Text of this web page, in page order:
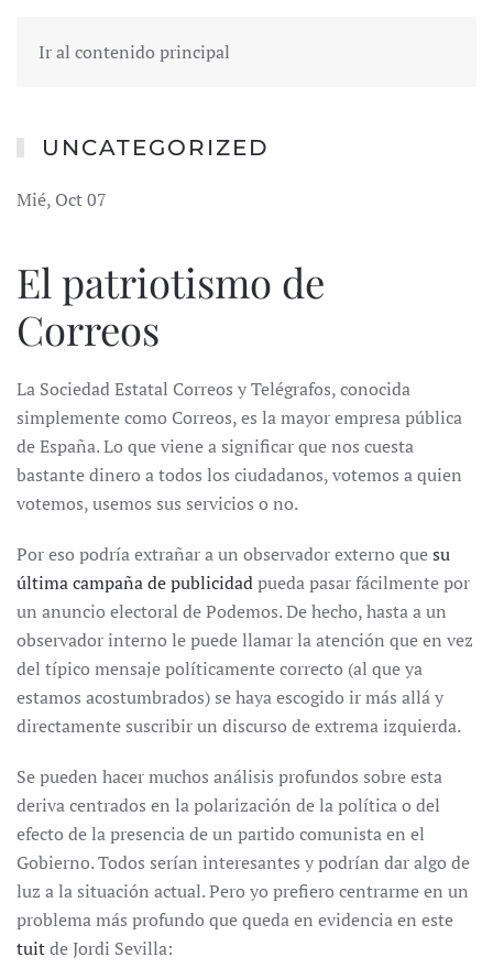
Ir al contenido principal
UNCATEGORIZED
Mié, Oct 07
El patriotismo de
Correos
La Sociedad Estatal Correos y Telégrafos, conocida
simplemente como Correos, es la mayor empresa pública
de España. Lo que viene a significar que nos cuesta
bastante dinero a todos los ciudadanos, votemos a quien
votemos, usemos sus servicios o no.
Por eso podría extrañar a un observador externo quesu
última campaña de publicidadpueda pasar fácilmente por
un anuncio electoral de Podemos. De hecho, hasta a un
observador interno le puede llamar la atención que en vez
del típico mensaje políticamente correcto (al que ya
estamos acostumbrados) se haya escogido ir más allá y
directamente suscribir un discurso de extrema izquierda.
Se pueden hacer muchos análisis profundos sobre esta
deriva centrados en la polarización de la política o del
efecto de la presencia de un partido comunista en el
Gobierno. Todos serían interesantes y podrían dar algo de
luz a la situación actual. Pero yo prefiero centrarme en un
problema más profundo que queda en evidencia en este
tuitde Jordi Sevilla: